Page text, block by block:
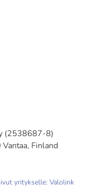
(2538687-8)
Finland
yritykselle: Valolink